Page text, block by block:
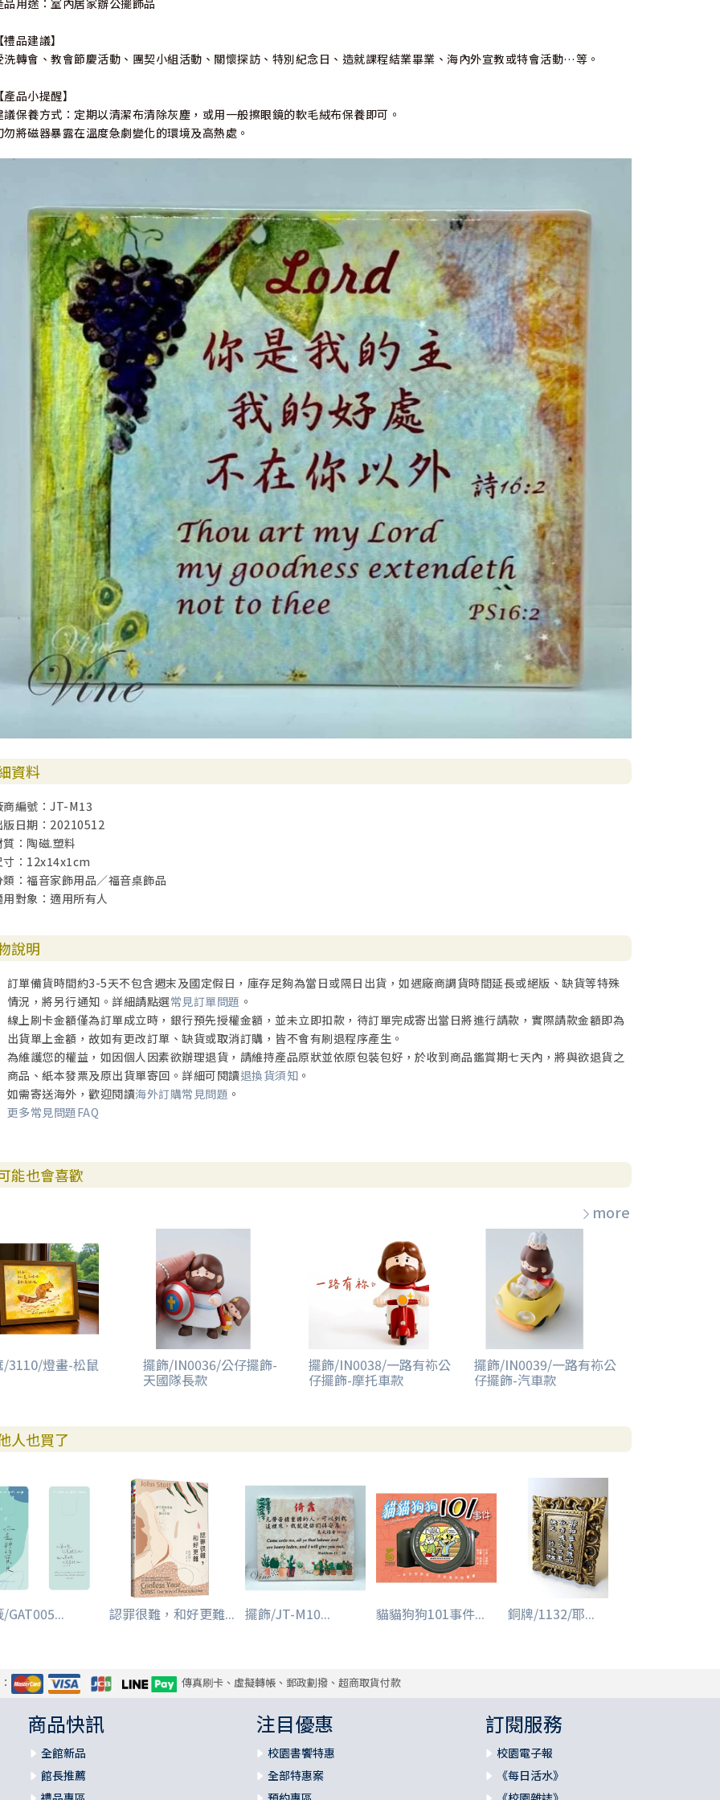
品用途：室內居家辦公擺飾品
禮品建議】
洗轉會、教會節慶活動、團契小組活動、關懷探訪、特別紀念日、造就課程結業畢業、海內外宣教或特會活動…等。
產品小提醒】
議保養方式：定期以清潔布清除灰塵，或用一般擦眼鏡的軟毛絨布保養即可。
勿將磁器暴露在溫度急劇變化的環境及高熱處。
資料
商編號：JT-M13
版日期：20210512
質：陶磁.塑料
寸：12x14x1cm
類：福音家飾用品／福音桌飾品
用對象：適用所有人
說明
訂單備貨時間約3-5天不包含週末及國定假日，庫存足夠為當日或隔日出貨，如遇廠商調貨時間延長或絕版、缺貨等特殊
情況，將另行通知。詳細請點選常見訂單問題 。
線上刷卡金額僅為訂單成立時，銀行預先授權金額，並未立即扣款，待訂單完成寄出當日將進行請款，實際請款金額即為
出貨單上金額，故如有更改訂單、缺貨或取消訂購，皆不會有刷退程序產生。
為維護您的權益，如因個人因素欲辦理退貨，請維持產品原狀並依原包裝包好，於收到商品鑑賞期七天內，將與欲退貨之
商品、紙本發票及原出貨單寄回。詳細可閱讀退換貨須知 。
如需寄送海外，歡迎閱讀海外訂購常見問題 。
更多常見問題FAQ
能也會喜歡
more
/3110/燈畫-松鼠 擺飾/IN0036/公仔擺飾-
天國隊長款
擺飾/IN0038/一路有袮公
仔擺飾-摩托車款
擺飾/IN0039/一路有袮公
仔擺飾-汽車款
人也買了
GAT005... 認罪很難，和好更難... 擺飾/JT-M10... 貓貓狗狗101事件... 銅牌/1132/耶...
傳真刷卡、虛擬轉帳、郵政劃撥、超商取貨付款
商品快訊
全館新品
館長推薦
注目優惠
校園書饗特惠
全部特惠案
訂閱服務
校園電子報
《每日活水》